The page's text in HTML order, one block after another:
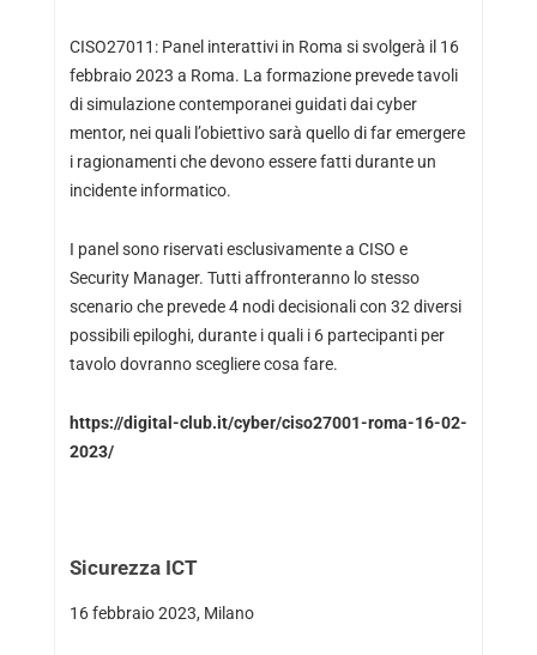
CISO27011: Panel interattivi in Roma si svolgerà il 16
febbraio 2023 a Roma. La formazione prevede tavoli
di simulazione contemporanei guidati dai cyber
mentor, nei quali l’obiettivo sarà quello di far emergere
i ragionamenti che devono essere fatti durante un
incidente informatico.
I panel sono riservati esclusivamente a CISO e
Security Manager. Tutti affronteranno lo stesso
scenario che prevede 4 nodi decisionali con 32 diversi
possibili epiloghi, durante i quali i 6 partecipanti per
tavolo dovranno scegliere cosa fare.
https://digital-club.it/cyber/ciso27001-roma-16-02-
2023/
Sicurezza ICT
16 febbraio 2023, Milano